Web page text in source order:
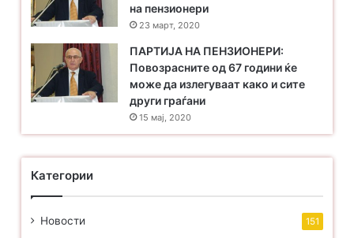
на пензионери
23 март, 2020
ПАРТИЈА НА ПЕНЗИОНЕРИ:
Повозрасните од 67 години ќе
може да излегуваат како и сите
други граѓани
15 мај, 2020
Категории
Новости 151